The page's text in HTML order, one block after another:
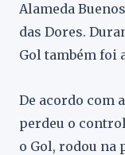
Alameda
das Dores.
Gol também foi
De acordo com
perdeu o
o Gol, rodou na